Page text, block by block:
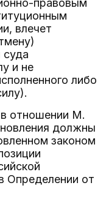
правовым
влечет
суда
и не
либо
отношении М.
должны
законом
Определении от